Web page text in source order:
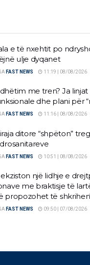
e të nxehtit po
ulje dyqanet
FAST NEWS 11:19 | 08/08/2026
me tren? Ja
dhe plani për
FAST NEWS 11:16 | 08/08/2026
ditore “shpëton”
FAST NEWS 10:51 | 08/08/2026
një lidhje e
me braktisje të
propozohet të
FAST NEWS 09:50 | 07/08/2026